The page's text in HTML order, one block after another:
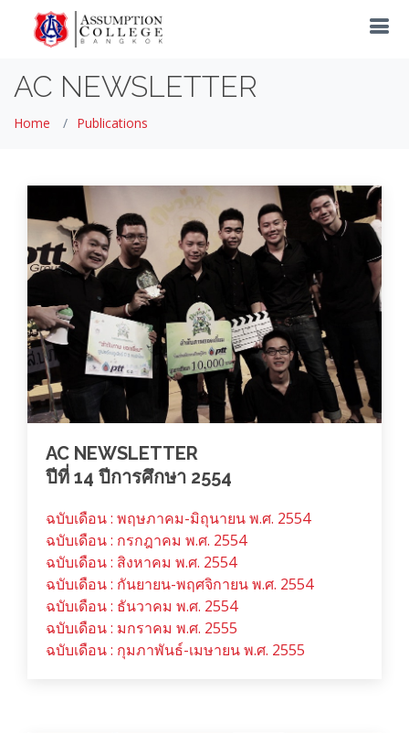
AC NEWSLETTER
Home Publications
AC NEWSLETTER
ปีที่ 14 ปีการศึกษา 2554
ฉบับเดือน : พฤษภาคม-มิถุนายน พ.ศ. 2554
ฉบับเดือน : กรกฎาคม พ.ศ. 2554
ฉบับเดือน : สิงหาคม พ.ศ. 2554
ฉบับเดือน : กันยายน-พฤศจิกายน พ.ศ. 2554
ฉบับเดือน : ธันวาคม พ.ศ. 2554
ฉบับเดือน : มกราคม พ.ศ. 2555
ฉบับเดือน : กุมภาพันธ์-เมษายน พ.ศ. 2555